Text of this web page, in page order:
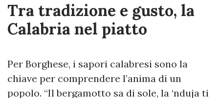
Tra tradizione e gusto, la
Calabria nel piatto
Per Borghese, i sapori calabresi sono la
chiave per comprendere l’anima di un
popolo. “Il bergamotto sa di sole, la ‘nduja ti